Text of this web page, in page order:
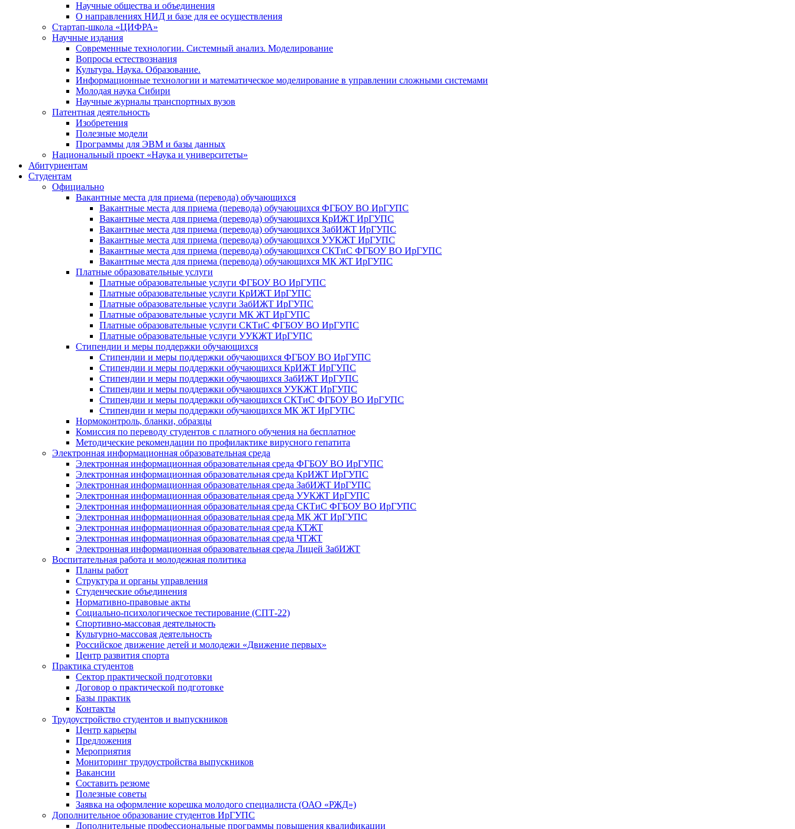
Научные общества и объединения
О направлениях НИД и базе для ее осуществления
Стартап-школа «ЦИФРА»
Научные издания
Современные технологии. Системный анализ. Моделирование
Вопросы естествознания
Культура. Наука. Образование.
Информационные технологии и математическое моделирование в управлении сложными системами
Молодая наука Сибири
Научные журналы транспортных вузов
Патентная деятельность
Изобретения
Полезные модели
Программы для ЭВМ и базы данных
Национальный проект «Наука и университеты»
Абитуриентам
Студентам
Официально
Вакантные места для приема (перевода) обучающихся
Вакантные места для приема (перевода) обучающихся ФГБОУ ВО ИрГУПС
Вакантные места для приема (перевода) обучающихся КрИЖТ ИрГУПС
Вакантные места для приема (перевода) обучающихся ЗабИЖТ ИрГУПС
Вакантные места для приема (перевода) обучающихся УУКЖТ ИрГУПС
Вакантные места для приема (перевода) обучающихся СКТиС ФГБОУ ВО ИрГУПС
Вакантные места для приема (перевода) обучающихся МК ЖТ ИрГУПС
Платные образовательные услуги
Платные образовательные услуги ФГБОУ ВО ИрГУПС
Платные образовательные услуги КрИЖТ ИрГУПС
Платные образовательные услуги ЗабИЖТ ИрГУПС
Платные образовательные услуги МК ЖТ ИрГУПС
Платные образовательные услуги СКТиС ФГБОУ ВО ИрГУПС
Платные образовательные услуги УУКЖТ ИрГУПС
Стипендии и меры поддержки обучающихся
Стипендии и меры поддержки обучающихся ФГБОУ ВО ИрГУПС
Стипендии и меры поддержки обучающихся КрИЖТ ИрГУПС
Стипендии и меры поддержки обучающихся ЗабИЖТ ИрГУПС
Стипендии и меры поддержки обучающихся УУКЖТ ИрГУПС
Стипендии и меры поддержки обучающихся СКТиС ФГБОУ ВО ИрГУПС
Стипендии и меры поддержки обучающихся МК ЖТ ИрГУПС
Нормоконтроль, бланки, образцы
Комиссия по переводу студентов с платного обучения на бесплатное
Методические рекомендации по профилактике вирусного гепатита
Электронная информационная образовательная среда
Электронная информационная образовательная среда ФГБОУ ВО ИрГУПС
Электронная информационная образовательная среда КрИЖТ ИрГУПС
Электронная информационная образовательная среда ЗабИЖТ ИрГУПС
Электронная информационная образовательная среда УУКЖТ ИрГУПС
Электронная информационная образовательная среда СКТиС ФГБОУ ВО ИрГУПС
Электронная информационная образовательная среда МК ЖТ ИрГУПС
Электронная информационная образовательная среда КТЖТ
Электронная информационная образовательная среда ЧТЖТ
Электронная информационная образовательная среда Лицей ЗабИЖТ
Воспитательная работа и молодежная политика
Планы работ
Структура и органы управления
Студенческие объединения
Нормативно-правовые акты
Социально-психологическое тестирование (СПТ-22)
Спортивно-массовая деятельность
Культурно-массовая деятельность
Российское движение детей и молодежи «Движение первых»
Центр развития спорта
Практика студентов
Сектор практической подготовки
Договор о практической подготовке
Базы практик
Контакты
Трудоустройство студентов и выпускников
Центр карьеры
Предложения
Мероприятия
Мониторинг трудоустройства выпускников
Вакансии
Составить резюме
Полезные советы
Заявка на оформление корешка молодого специалиста (ОАО «РЖД»)
Дополнительное образование студентов ИрГУПС
Дополнительные профессиональные программы повышения квалификации